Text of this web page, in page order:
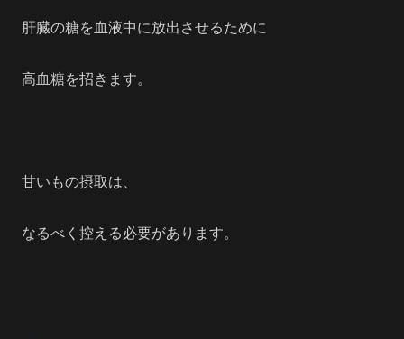
肝臓の糖を血液中に放出させるために
高血糖を招きます。
甘いもの摂取は、
なるべく控える必要があります。